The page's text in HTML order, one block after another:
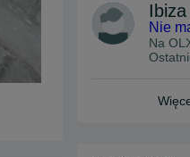
Nie
Na